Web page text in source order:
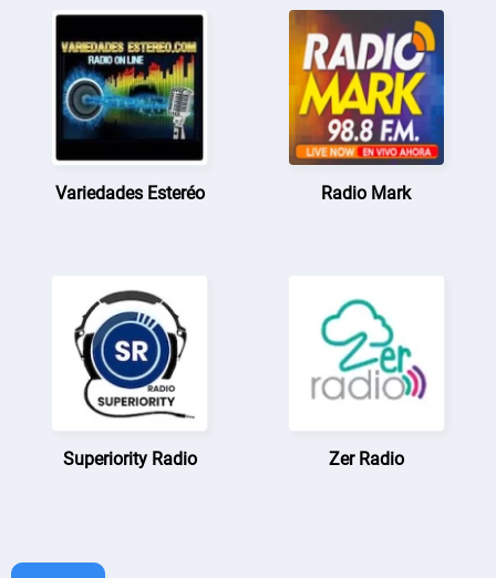
Variedades Esteréo Radio Mark
Superiority Radio Zer Radio